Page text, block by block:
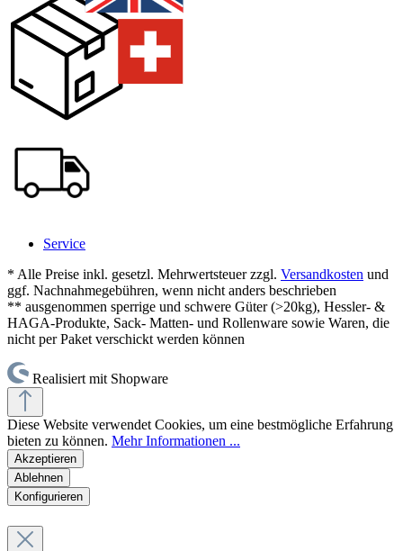
Service
* Alle Preise inkl. gesetzl. Mehrwertsteuer zzgl. Versandkosten und
ggf. Nachnahmegebühren, wenn nicht anders beschrieben
** ausgenommen sperrige und schwere Güter (>20kg), Hessler- &
HAGA-Produkte, Sack- Matten- und Rollenware sowie Waren, die
nicht per Paket verschickt werden können
Realisiert mit Shopware
Diese Website verwendet Cookies, um eine bestmögliche Erfahrung
bieten zu können. Mehr Informationen ...
Akzeptieren
Ablehnen
Konfigurieren